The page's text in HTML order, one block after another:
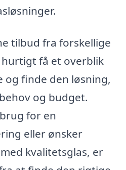
tilbud fra forskellige
få et overblik
og finde den løsning,
og budget.
for en
eller ønsker
kvalitetsglas, er